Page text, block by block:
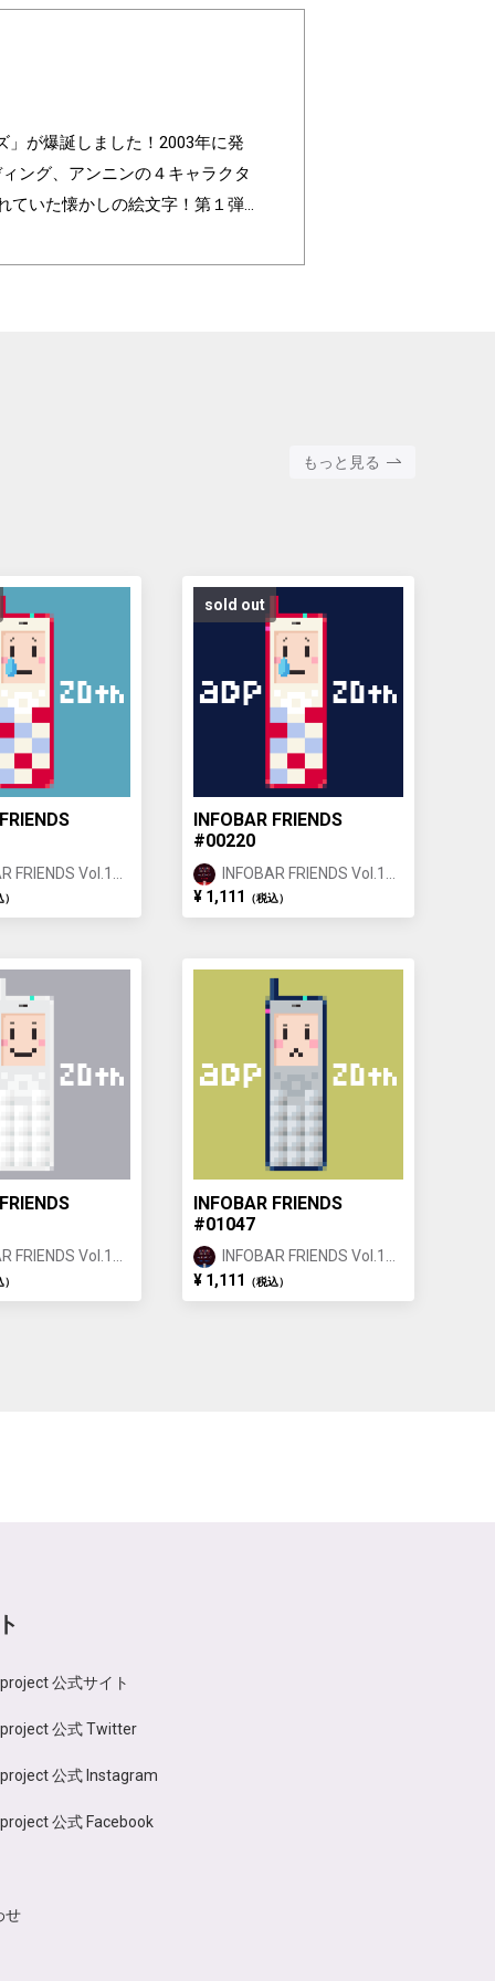
」が爆誕しました！2003年に発
ング、アンニンの４キャラクタ
ていた懐かしの絵文字！第１弾
created to commemorate the 20t
もっと見る
FRIENDS Vol.1
①
）
sold out
INFOBAR FRIENDS
#00220
INFOBAR FRIENDS Vol.1
NISHIKIGOI ①
¥ 1,111 （税込）
FRIENDS Vol.1
）
INFOBAR FRIENDS
#01047
INFOBAR FRIENDS Vol.1
BUILDING ①
¥ 1,111 （税込）
公式サイト
公式 Twitter
公式 Instagram
公式 Facebook
せ